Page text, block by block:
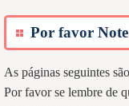
Por favor Note
As páginas seguintes
Por favor se lembre de